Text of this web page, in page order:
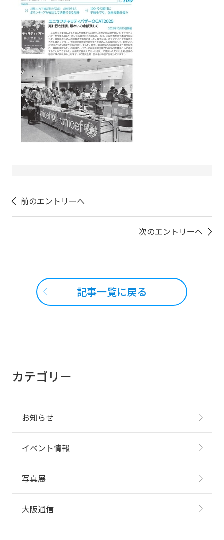
前のエントリーへ
次のエントリーへ
記事一覧に戻る
カテゴリー
お知らせ
イベント情報
写真展
大阪通信